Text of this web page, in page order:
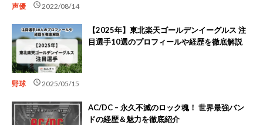
声優 schedule2022/08/14
【2025年】東北楽天ゴールデンイーグルス 注
目選手10選のプロフィールや経歴を徹底解説
野球 schedule2025/05/15
AC/DC – 永久不滅のロック魂！ 世界最強バン
ドの経歴＆魅力を徹底紹介